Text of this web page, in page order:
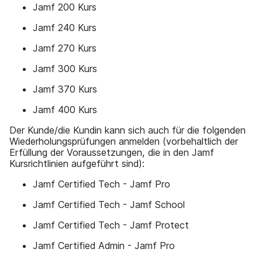
Jamf 200 Kurs
Jamf 240 Kurs
Jamf 270 Kurs
Jamf 300 Kurs
Jamf 370 Kurs
Jamf 400 Kurs
Der Kunde/die Kundin kann sich auch für die folgenden
Wiederholungsprüfungen anmelden (vorbehaltlich der
Erfüllung der Voraussetzungen, die in den Jamf
Kursrichtlinien aufgeführt sind):
Jamf Certified Tech - Jamf Pro
Jamf Certified Tech - Jamf School
Jamf Certified Tech - Jamf Protect
Jamf Certified Admin - Jamf Pro